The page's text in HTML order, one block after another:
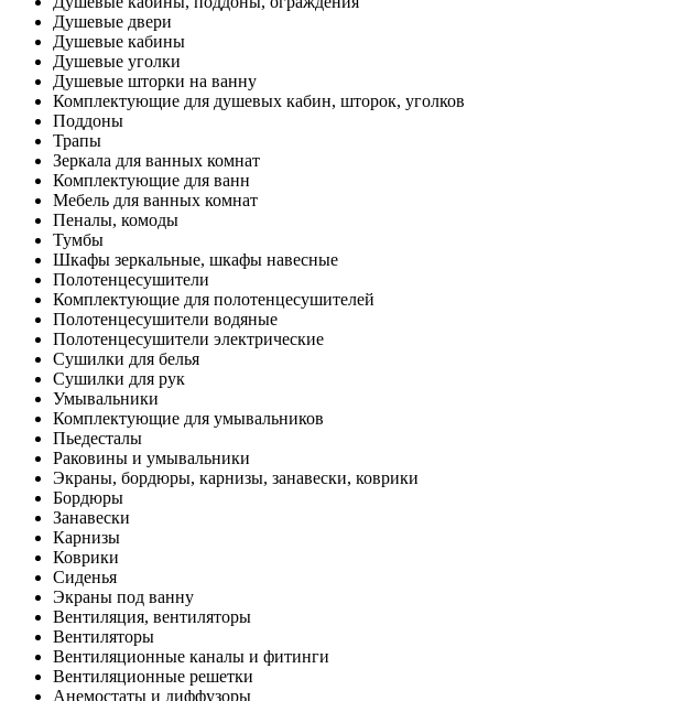
Душевые двери
Душевые кабины
Душевые уголки
Душевые шторки на ванну
Комплектующие для душевых кабин, шторок, уголков
Поддоны
Трапы
Зеркала для ванных комнат
Комплектующие для ванн
Мебель для ванных комнат
Пеналы, комоды
Тумбы
Шкафы зеркальные, шкафы навесные
Полотенцесушители
Комплектующие для полотенцесушителей
Полотенцесушители водяные
Полотенцесушители электрические
Сушилки для белья
Сушилки для рук
Умывальники
Комплектующие для умывальников
Пьедесталы
Раковины и умывальники
Экраны, бордюры, карнизы, занавески, коврики
Бордюры
Занавески
Карнизы
Коврики
Сиденья
Экраны под ванну
Вентиляция, вентиляторы
Вентиляторы
Вентиляционные каналы и фитинги
Вентиляционные решетки
Анемостаты и диффузоры